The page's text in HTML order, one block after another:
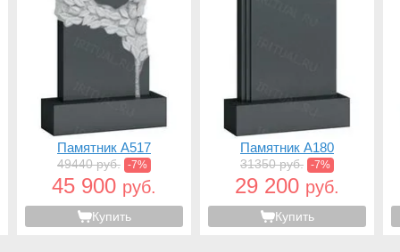
Памятник A517
49440 руб. -7%
45 900 руб.
Купить
Памятник A180
31350 руб. -7%
29 200 руб.
Купить